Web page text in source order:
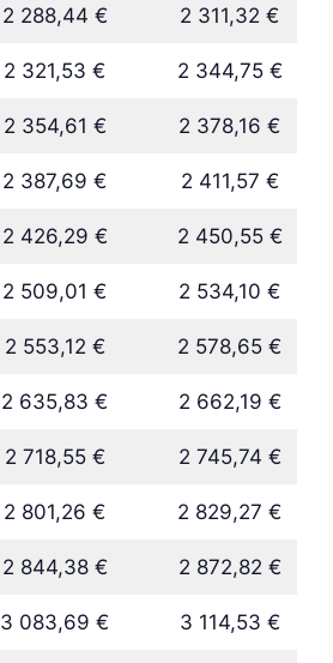
2 288,44 € 2 311,32 €
2 321,53 € 2 344,75 €
2 354,61 € 2 378,16 €
2 387,69 € 2 411,57 €
2 426,29 € 2 450,55 €
2 509,01 € 2 534,10 €
2 553,12 € 2 578,65 €
2 635,83 € 2 662,19 €
2 718,55 € 2 745,74 €
2 801,26 € 2 829,27 €
2 844,38 € 2 872,82 €
3 083,69 € 3 114,53 €